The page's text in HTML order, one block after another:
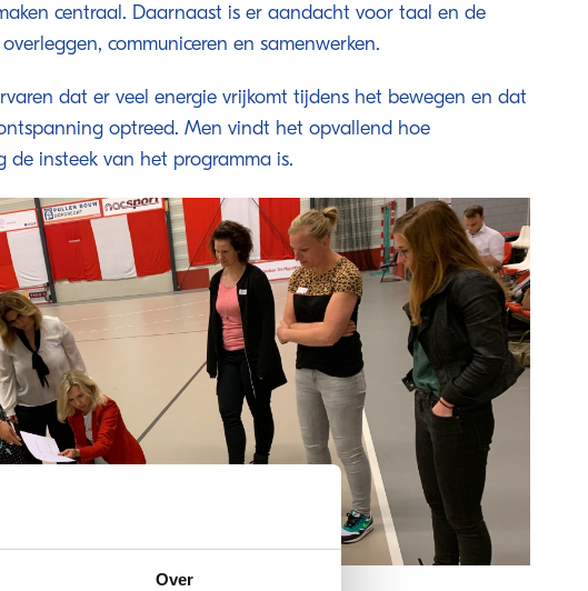
Over
centraal. Daarnaast is er aandacht voor taal en de
communiceren en samenwerken.
dat er veel energie vrijkomt tijdens het bewegen en dat
optreed. Men vindt het opvallend hoe
de insteek van het programma is.